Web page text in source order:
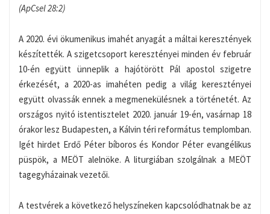
(ApCsel 28:2)
A 2020. évi ökumenikus imahét anyagát a máltai keresztények
készítették. A szigetcsoport keresztényei minden év február
10-én együtt ünneplik a hajótörött Pál apostol szigetre
érkezését, a 2020-as imahéten pedig a világ keresztényei
együtt olvassák ennek a megmenekülésnek a történetét. Az
országos nyitó istentisztelet 2020. január 19-én, vasárnap 18
órakor lesz Budapesten, a Kálvin téri református templomban.
Igét hirdet Erdő Péter bíboros és Kondor Péter evangélikus
püspök, a MEÖT alelnöke. A liturgiában szolgálnak a MEÖT
tagegyházainak vezetői.
A testvérek a következő helyszíneken kapcsolódhatnak be az